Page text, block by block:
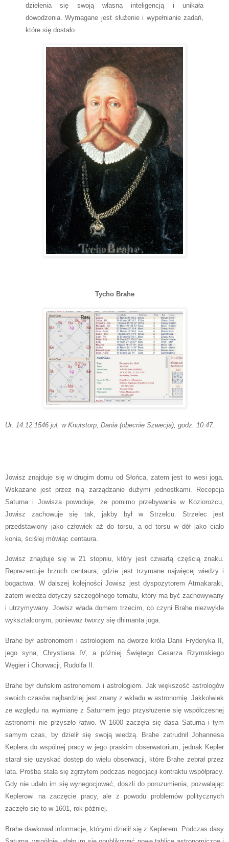
dzielenia się swoją własną inteligencją i unikała
dowodzenia. Wymagane jest służenie i wypełnianie zadań,
które się dostało.
Tycho Brahe
Ur. 14.12.1546 jul, w Knutstorp, Dania (obecnie Szwecja), godz. 10:47.
Jowisz znajduje się w drugim domu od Słońca, zatem jest to wesi joga.
Wskazane jest przez nią zarządzanie dużymi jednostkami. Recepcja
Saturna i Jowisza powoduje, że pomimo przebywania w Koziorożcu,
Jowisz zachowuje się tak, jakby był w Strzelcu. Strzelec jest
przedstawiony jako człowiek aż do torsu, a od torsu w dół jako ciało
konia, ściślej mówiąc centaura.
Jowisz znajduje się w 21 stopniu, który jest czwartą częścią znaku.
Reprezentuje brzuch centaura, gdzie jest trzymane najwięcej wiedzy i
bogactwa. W dalszej kolejności Jowisz jest dyspozytorem Atmakaraki,
zatem wiedza dotyczy szczególnego tematu, który ma być zachowywany
i utrzymywany. Jowisz włada domem trzecim, co czyni Brahe niezwykle
wykształconym, ponieważ tworzy się dhimanta joga.
Brahe był astronomem i astrologiem na dworze króla Danii Fryderyka II,
jego syna, Chrystiana IV, a później Świętego Cesarza Rzymskiego
Węgier i Chorwacji, Rudolfa II.
Brahe był duńskim astronomem i astrologiem. Jak większość astrologów
swoich czasów najbardziej jest znany z wkładu w astronomię. Jakkolwiek
ze względu na wymianę z Saturnem jego przysłużenie się współczesnej
astronomii nie przyszło łatwo. W 1600 zaczęła się dasa Saturna i tym
samym czas, by dzielił się swoją wiedzą. Brahe zatrudnił Johannesa
Keplera do wspólnej pracy w jego praskim obserwatorium, jednak Kepler
starał się uzyskać dostęp do wielu obserwacji, które Brahe zebrał przez
lata. Prośba stała się zgrzytem podczas negocjacji kontraktu współpracy.
Gdy nie udało im się wynegocjować, doszli do porozumienia, pozwalając
Keplerowi na zaczęcie pracy, ale z powodu problemów politycznych
zaczęło się to w 1601, rok później.
Brahe dawkował informacje, którymi dzielił się z Keplerem. Podczas dasy